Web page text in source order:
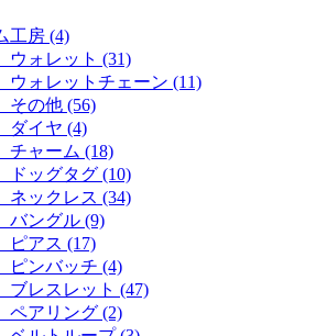
工房 (4)
ォレット (31)
ォレットチェーン (11)
の他 (56)
イヤ (4)
ャーム (18)
ッグタグ (10)
ックレス (34)
ングル (9)
アス (17)
ンバッチ (4)
レスレット (47)
アリング (2)